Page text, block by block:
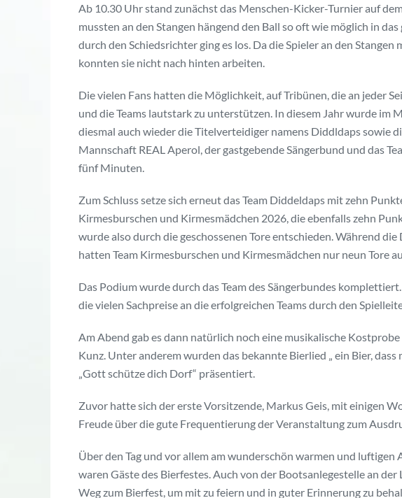
Ab 10.30 Uhr stand zunächst das Menschen-Kicker-Turnier auf
mussten an den Stangen hängend den Ball so oft wie möglich in
durch den Schiedsrichter ging es los. Da die Spieler an den
konnten sie nicht nach hinten arbeiten.
Die vielen Fans hatten die Möglichkeit, auf Tribünen, die an jeder
und die Teams lautstark zu unterstützen. In diesem Jahr wurde im
diesmal auch wieder die Titelverteidiger namens Diddldaps sowie
Mannschaft REAL Aperol, der gastgebende Sängerbund und das
fünf Minuten.
Zum Schluss setze sich erneut das Team Diddeldaps mit zehn
Kirmesburschen und Kirmesmädchen 2026, die ebenfalls zehn
wurde also durch die geschossenen Tore entschieden. Während
hatten Team Kirmesburschen und Kirmesmädchen nur neun Tore
Das Podium wurde durch das Team des Sängerbundes
die vielen Sachpreise an die erfolgreichen Teams durch den
Am Abend gab es dann natürlich noch eine musikalische
Kunz. Unter anderem wurden das bekannte Bierlied „ ein Bier,
„Gott schütze dich Dorf“ präsentiert.
Zuvor hatte sich der erste Vorsitzende, Markus Geis, mit einigen
Freude über die gute Frequentierung der Veranstaltung zum
Über den Tag und vor allem am wunderschön warmen und luftigen
waren Gäste des Bierfestes. Auch von der Bootsanlegestelle an
Weg zum Bierfest, um mit zu feiern und in guter Erinnerung zu